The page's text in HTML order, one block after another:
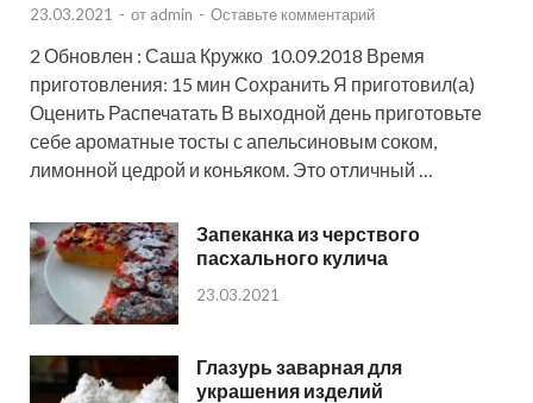
23.03.2021 - от admin - Оставьте комментарий
2 Обновлен : Саша Кружко 10.09.2018 Время
приготовления: 15 мин Сохранить Я приготовил(а)
Оценить Распечатать В выходной день приготовьте
себе ароматные тосты с апельсиновым соком,
лимонной цедрой и коньяком. Это отличный …
Запеканка из черствого
пасхального кулича
23.03.2021
Глазурь заварная для
украшения изделий